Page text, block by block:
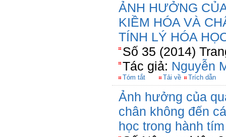
ẢNH HƯỞNG
KIỀM HÓA VÀ
TÍNH LÝ HÓA
Số 35 (2014)
Tác giả: Nguyễn
Tóm tắt Tải về Trích dẫn
Ảnh hưởng của
chân không đến
học trong hành